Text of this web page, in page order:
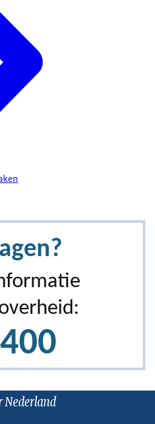
Nederland